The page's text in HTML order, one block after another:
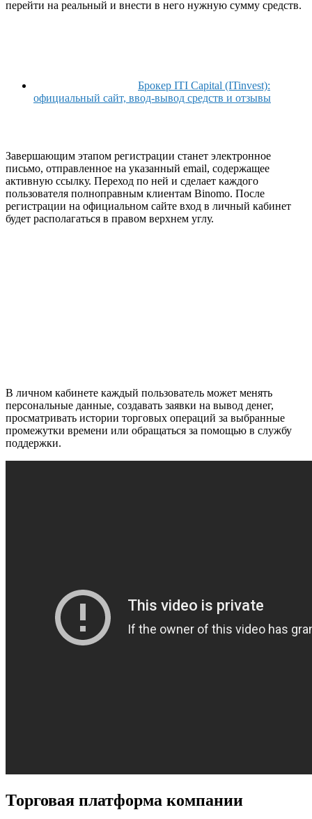
перейти на реальный и внести в него нужную сумму средств.
Брокер ITI Capital (ITinvest):
официальный сайт, ввод-вывод средств и отзывы
Завершающим этапом регистрации станет электронное
письмо, отправленное на указанный email, содержащее
активную ссылку. Переход по ней и сделает каждого
пользователя полноправным клиентам Binomo. После
регистрации на официальном сайте вход в личный кабинет
будет располагаться в правом верхнем углу.
В личном кабинете каждый пользователь может менять
персональные данные, создавать заявки на вывод денег,
просматривать истории торговых операций за выбранные
промежутки времени или обращаться за помощью в службу
поддержки.
Торговая платформа компании